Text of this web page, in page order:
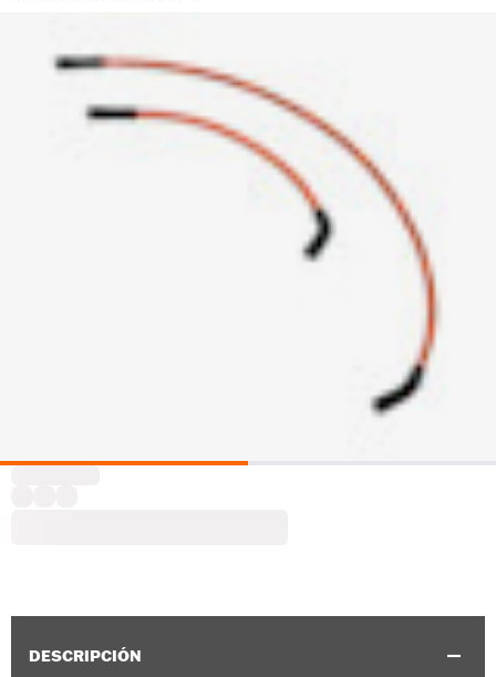
DESCRIPCIÓN